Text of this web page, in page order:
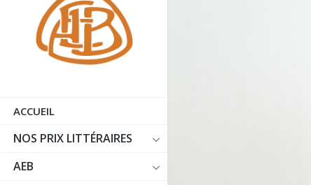
ACCUEIL
NOS PRIX LITTÉRAIRES
AEB